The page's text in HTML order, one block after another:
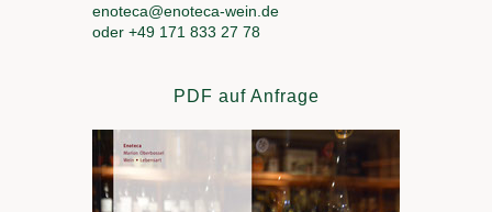
enoteca@enoteca-wein.de
oder +49 171 833 27 78
PDF auf Anfrage